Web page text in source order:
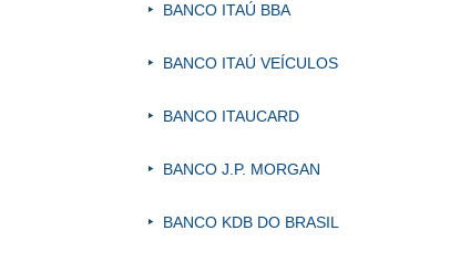
BANCO ITAÚ BBA
BANCO ITAÚ VEÍCULOS
BANCO ITAUCARD
BANCO J.P. MORGAN
BANCO KDB DO BRASIL